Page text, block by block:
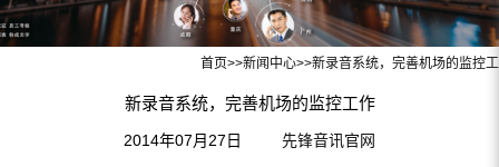
首页>>新闻中心>>新录音系统，完善机场的监控
新录音系统，完善机场的监控工作
2014年07月27日 先锋音讯官网